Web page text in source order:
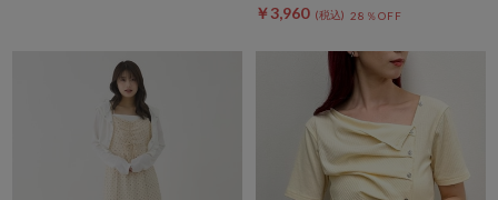
￥3,960 28％OFF